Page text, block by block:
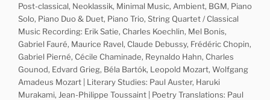
Post-classical, Neoklassik, Minimal Music, Ambient, BGM, Piano
Solo, Piano Duo & Duet, Piano Trio, String Quartet / Classical
Music Recording: Erik Satie, Charles Koechlin, Mel Bonis,
Gabriel Fauré, Maurice Ravel, Claude Debussy, Frédéric Chopin,
Gabriel Pierné, Cécile Chaminade, Reynaldo Hahn, Charles
Gounod, Edvard Grieg, Béla Bartók, Leopold Mozart, Wolfgang
Amadeus Mozart | Literary Studies: Paul Auster, Haruki
Murakami, Jean-Philippe Toussaint | Poetry Translations: Paul